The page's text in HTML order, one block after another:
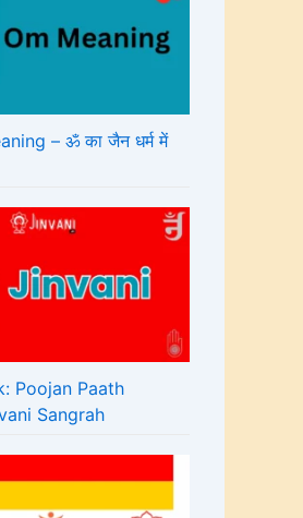
– ॐ का जैन धर्म में
Poojan Paath
Sangrah